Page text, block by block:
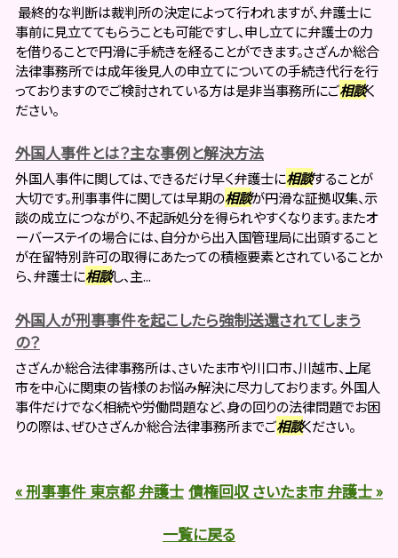
最終的な判断は裁判所の決定によって行われますが、弁護士に
事前に見立ててもらうことも可能ですし、申し立てに弁護士の力
を借りることで円滑に手続きを経ることができます。さざんか総合
法律事務所では成年後見人の申立てについての手続き代行を行
っておりますのでご検討されている方は是非当事務所にご相談く
ださい。
外国人事件とは？主な事例と解決方法
外国人事件に関しては、できるだけ早く弁護士に相談することが
大切です。刑事事件に関しては早期の相談が円滑な証拠収集、示
談の成立につながり、不起訴処分を得られやすくなります。またオ
ーバーステイの場合には、自分から出入国管理局に出頭すること
が在留特別許可の取得にあたっての積極要素とされていることか
ら、弁護士に相談し、主...
外国人が刑事事件を起こしたら強制送還されてしまう
の？
さざんか総合法律事務所は、さいたま市や川口市、川越市、上尾
市を中心に関東の皆様のお悩み解決に尽力しております。 外国人
事件だけでなく相続や労働問題など、身の回りの法律問題でお困
りの際は、ぜひさざんか総合法律事務所までご相談ください。
« 刑事事件 東京都 弁護士 債権回収 さいたま市 弁護士 »
一覧に戻る